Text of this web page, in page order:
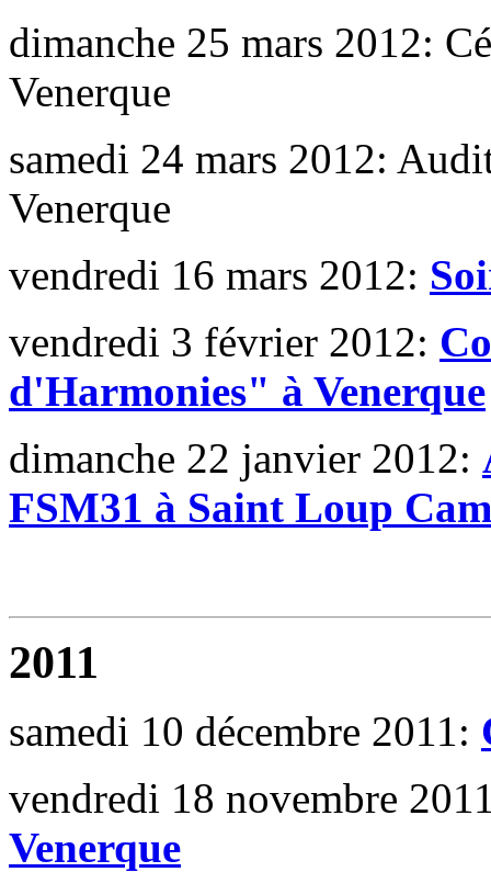
dimanche 25 mars 2012:
Venerque
samedi 24 mars 2012:
Venerque
vendredi 16 mars 2012:
vendredi 3 février 2012:
d'Harmonies" à Venerque
dimanche 22 janvier 2012:
FSM31 à Saint Loup
2011
samedi 10 décembre 2011:
vendredi 18 novembre
Venerque